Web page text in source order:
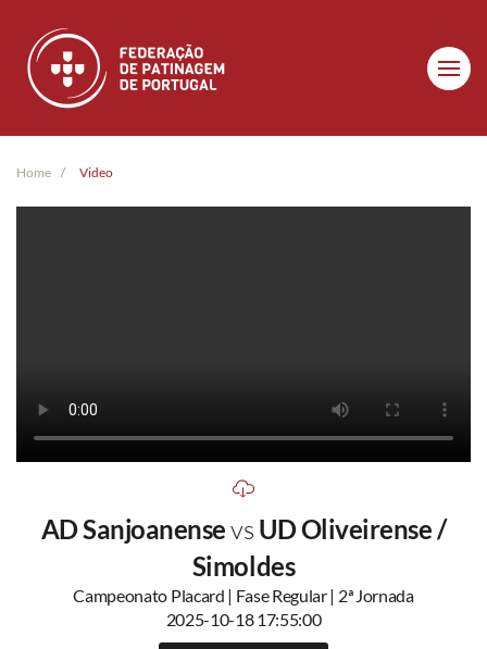
Skip to main content
Home Video
AD Sanjoanensevs UD Oliveirense /
Simoldes
Campeonato Placard | Fase Regular | 2ª Jornada
2025-10-18 17:55:00